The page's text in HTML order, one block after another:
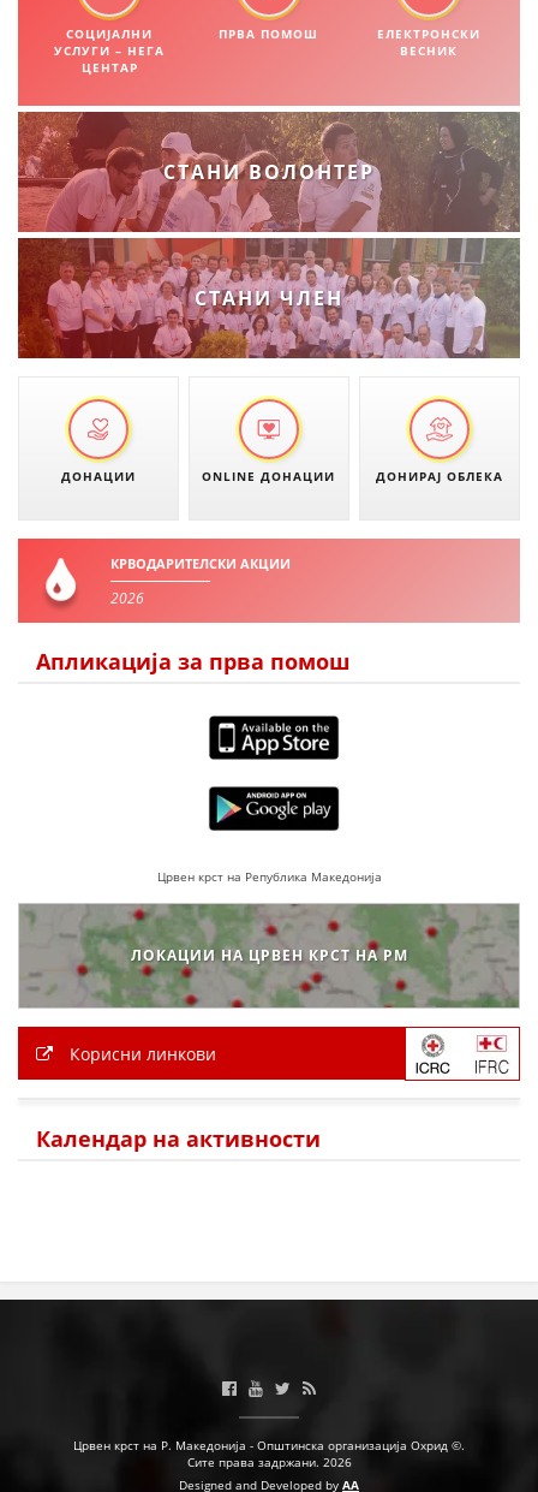
ЕДУКАТИВНО ИНФОРМАТИВНИ МАТЕРИЈАЛИ
ПОСТЕРИ
ПРЕЗЕНТАЦИИ
СОЦИЈАЛНИ
УСЛУГИ – НЕГА
ЦЕНТАР
ПРВА ПОМОШ
ЕЛЕКТРОНСКИ
ВЕСНИК
СТАНИ ВОЛОНТЕР
СТАНИ ЧЛЕН
ДОНАЦИИ ONLINE ДОНАЦИИ ДОНИРАЈ ОБЛЕКА
КРВОДАРИТЕЛСКИ АКЦИИ
2026
Апликација за прва помош
Црвен крст на Република Македонија
ЛОКАЦИИ НА ЦРВЕН КРСТ НА РМ
Корисни линкови
Календар на активности
Црвен крст на Р. Македонија - Општинска организација Охрид ©.
Сите права задржани. 2026
Designed and Developed by AA